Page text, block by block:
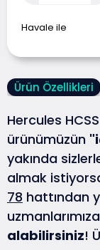
Havale ile
Ürün Özellikleri
Hercules
ürünümüzün
yakında
almak
78 hattından
alabilirsiniz!